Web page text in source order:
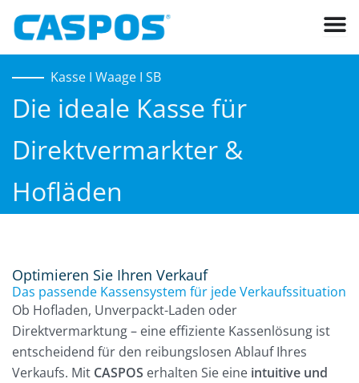
Inhalt
springen
Kasse I Waage I SB
Die ideale Kasse für
Direktvermarkter &
Hofläden
Optimieren Sie Ihren Verkauf
Das passende Kassensystem für jede Verkaufssituation
Ob Hofladen, Unverpackt-Laden oder
Direktvermarktung – eine effiziente Kassenlösung ist
entscheidend für den reibungslosen Ablauf Ihres
Verkaufs. Mit CASPOS erhalten Sie eine intuitive und